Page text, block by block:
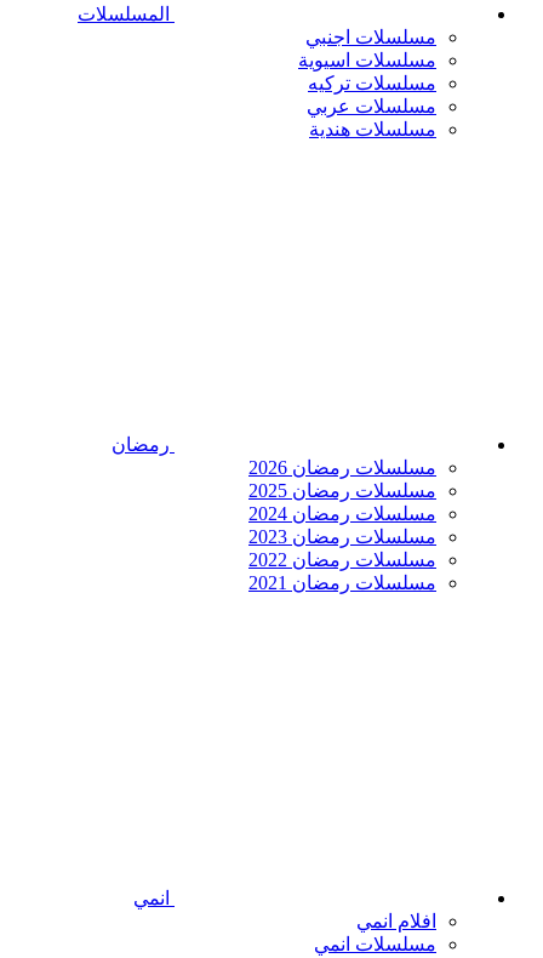
المسلسلات
مسلسلات اجنبي
مسلسلات اسيوية
مسلسلات تركيه
مسلسلات عربي
مسلسلات هندية
رمضان
مسلسلات رمضان 2026
مسلسلات رمضان 2025
مسلسلات رمضان 2024
مسلسلات رمضان 2023
مسلسلات رمضان 2022
مسلسلات رمضان 2021
انمي
افلام انمي
مسلسلات انمي